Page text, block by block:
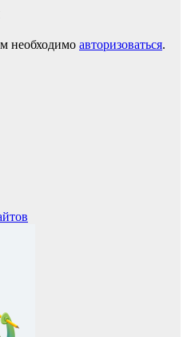
необходимо авторизоваться.